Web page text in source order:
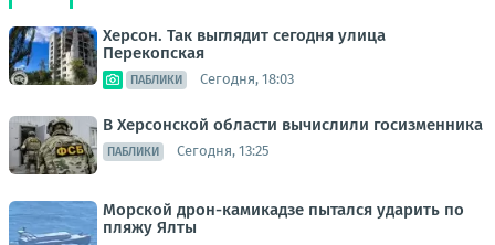
Херсон. Так выглядит сегодня улица
Перекопская
ПАБЛИКИ Сегодня, 18:03
В Херсонской области вычислили госизменника
ПАБЛИКИ Сегодня, 13:25
Морской дрон-камикадзе пытался ударить по
пляжу Ялты